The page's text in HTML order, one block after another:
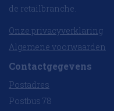
de retailbranche.
Onze privacyverklaring
Algemene voorwaarden
Contactgegevens
Postadres
Postbus 78